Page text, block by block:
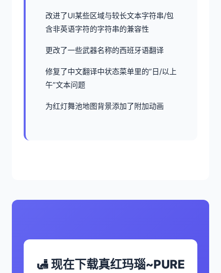
改进了UI某些区域与较长文本字符串/包
含非英语字符的字符串的兼容性
更改了一些武器名称的西班牙语翻译
修复了中文翻译中状态菜单里的”日/以上
午”文本问题
为红灯舞池地图背景添加了附加动画
🛃 现在下载真红玛瑙~PURE